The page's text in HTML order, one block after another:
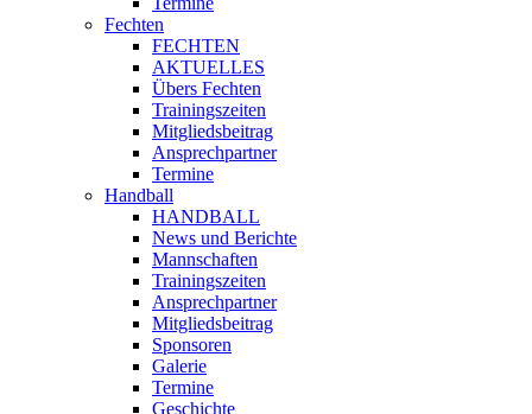
Fechten
FECHTEN
AKTUELLES
Übers Fechten
Trainingszeiten
Mitgliedsbeitrag
Ansprechpartner
Termine
Handball
HANDBALL
News und Berichte
Mannschaften
Trainingszeiten
Ansprechpartner
Mitgliedsbeitrag
Sponsoren
Galerie
Termine
Geschichte